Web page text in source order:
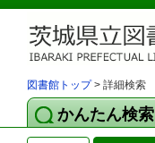
図書館トップ> 詳細検索
かんたん検索